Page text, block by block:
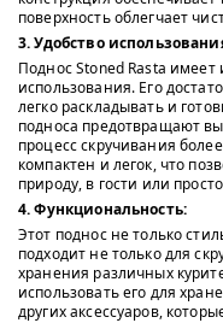
поверхность облегчает
3. Удобство
Поднос Stoned Rasta
использования. Его
легко раскладывать и
подноса предотвращают
процесс скручивания
компактен и легок, что
природу, в гости или
4. Функциональность:
Этот поднос не только
подходит не только для
хранения различных
использовать его для
других аксессуаров,